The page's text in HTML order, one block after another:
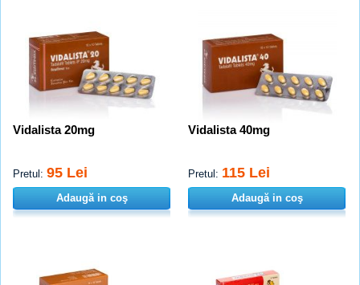
Vidalista 20mg
Pretul: 95 Lei
Adaugă in coş
Vidalista 40mg
Pretul: 115 Lei
Adaugă in coş